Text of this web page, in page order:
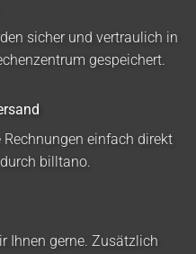
sicher und vertraulich in
gespeichert.
Rechnungen einfach direkt
billtano.
Ihnen gerne. Zusätzlich